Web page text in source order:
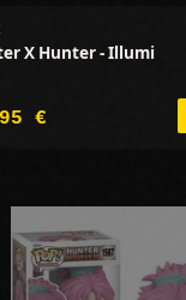
X Hunter - Illumi
€